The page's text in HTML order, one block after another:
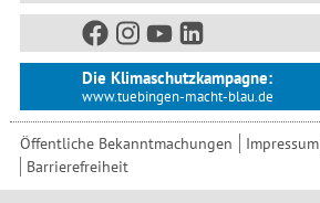
Die Klimaschutzkampagne:
www.tuebingen-macht-blau.de
Öffentliche Bekanntmachungen Impressum
Barrierefreiheit